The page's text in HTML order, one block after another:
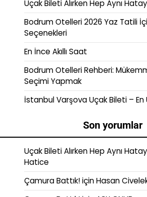
Uçak Bileti Alırken Hep Aynı
Bodrum Otelleri 2026 Yaz Tatili
Seçenekleri
En İnce Akıllı Saat
Bodrum Otelleri Rehberi:
Seçimi Yapmak
İstanbul Varşova Uçak Bileti –
Son yorumlar
Uçak Bileti Alırken Hep Aynı
Hatice
Çamura Battık!içinHasan